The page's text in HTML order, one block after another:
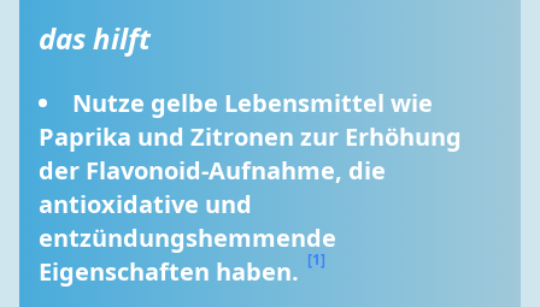
das hilft
Nutze gelbe Lebensmittel wie
Paprika und Zitronen zur Erhöhung
der Flavonoid-Aufnahme, die
antioxidative und
entzündungshemmende
Eigenschaften haben. [1]